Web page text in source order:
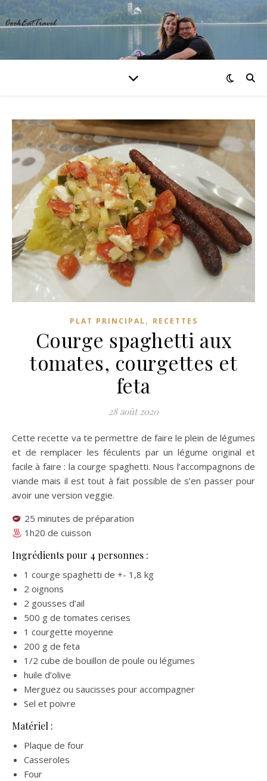
PLAT PRINCIPAL, RECETTES
Courge spaghetti aux
tomates, courgettes et
feta
28 août 2020
Cette recette va te permettre de faire le plein de légumes
et de remplacer les féculents par un légume original et
facile à faire : la courge spaghetti. Nous l’accompagnons de
viande mais il est tout à fait possible de s’en passer pour
avoir une version veggie.
25 minutes de préparation
1h20 de cuisson
Ingrédients pour 4 personnes :
1 courge spaghetti de +- 1,8 kg
2 oignons
2 gousses d’ail
500 g de tomates cerises
1 courgette moyenne
200 g de feta
1/2 cube de bouillon de poule ou légumes
huile d’olive
Merguez ou saucisses pour accompagner
Sel et poivre
Matériel :
Plaque de four
Casseroles
Four